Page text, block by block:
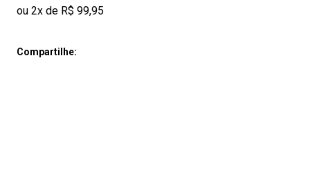
ou 2x de R$ 99,95
Compartilhe: